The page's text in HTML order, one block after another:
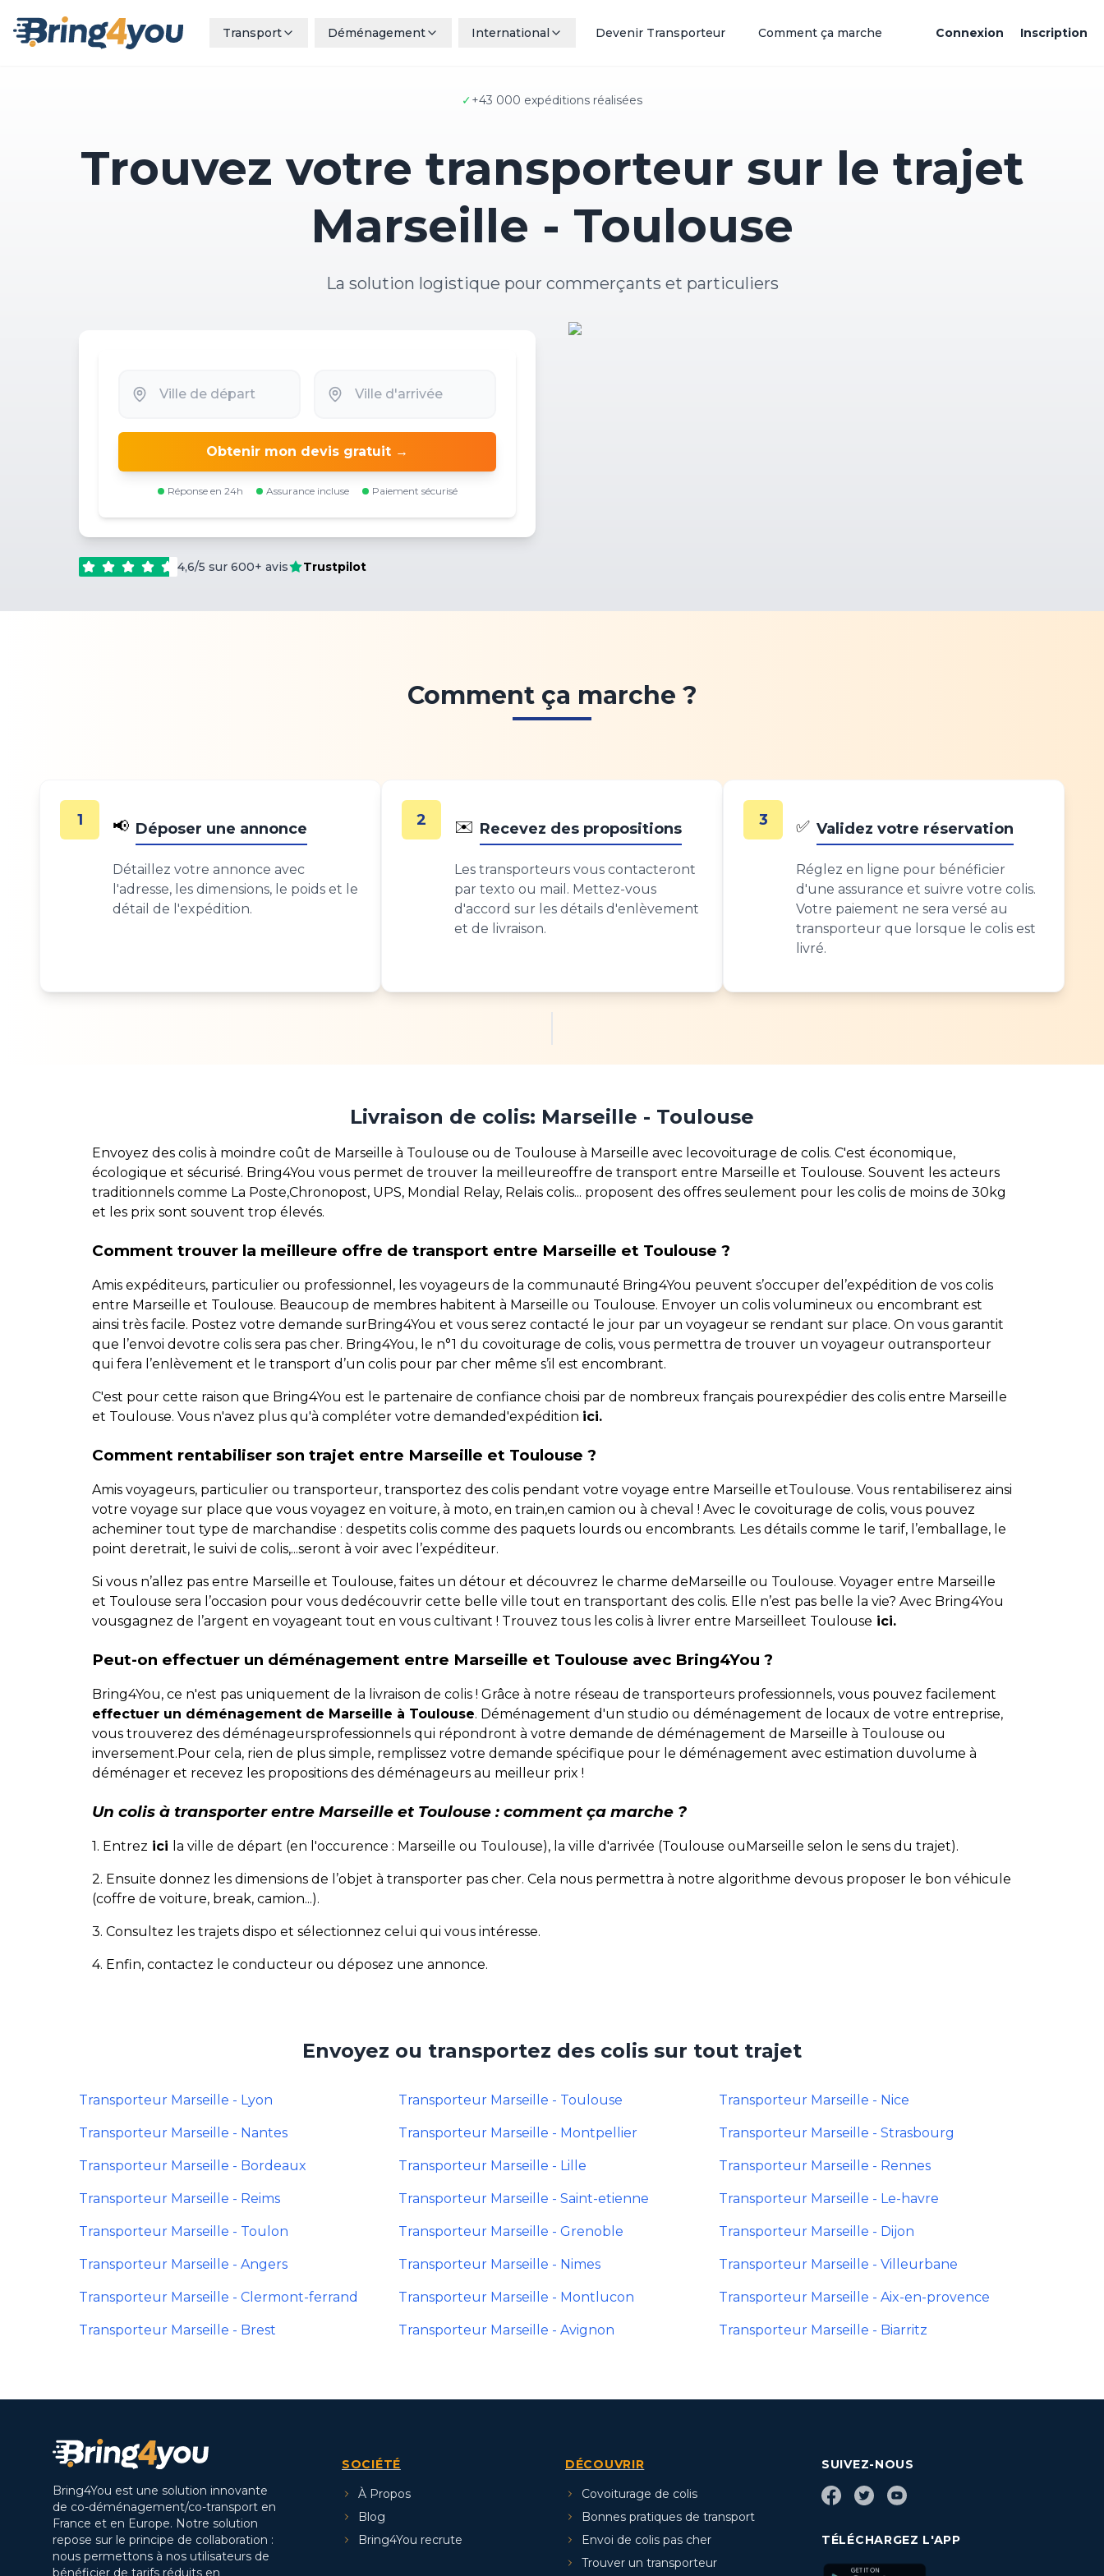
Transport Déménagement International Devenir Transporteur Comment ça marche Connexion Inscription
✓+43 000 expéditions réalisées
Trouvez votre transporteur sur le trajet
Marseille - Toulouse
La solution logistique pour commerçants et particuliers
Obtenir mon devis gratuit →
Réponse en 24h Assurance incluse Paiement sécurisé
4,6/5 sur 600+ avis Trustpilot
Comment ça marche ?
1 📢 Déposer une annonce
Détaillez votre annonce avec
l'adresse, les dimensions, le poids et le
détail de l'expédition.
2 ✉️ Recevez des propositions
Les transporteurs vous contacteront
par texto ou mail. Mettez-vous
d'accord sur les détails d'enlèvement
et de livraison.
3 ✅ Validez votre réservation
Réglez en ligne pour bénéficier
d'une assurance et suivre votre colis.
Votre paiement ne sera versé au
transporteur que lorsque le colis est
livré.
Livraison de colis: Marseille - Toulouse
Envoyez des colis à moindre coût de Marseille à Toulouse ou de Toulouse à Marseille avec lecovoiturage de colis. C'est économique,
écologique et sécurisé. Bring4You vous permet de trouver la meilleureoffre de transport entre Marseille et Toulouse. Souvent les acteurs
traditionnels comme La Poste,Chronopost, UPS, Mondial Relay, Relais colis... proposent des offres seulement pour les colis de moins de 30kg
et les prix sont souvent trop élevés.
Comment trouver la meilleure offre de transport entre Marseille et Toulouse ?
Amis expéditeurs, particulier ou professionnel, les voyageurs de la communauté Bring4You peuvent s’occuper del’expédition de vos colis
entre Marseille et Toulouse. Beaucoup de membres habitent à Marseille ou Toulouse. Envoyer un colis volumineux ou encombrant est
ainsi très facile. Postez votre demande surBring4You et vous serez contacté le jour par un voyageur se rendant sur place. On vous garantit
que l’envoi devotre colis sera pas cher. Bring4You, le n°1 du covoiturage de colis, vous permettra de trouver un voyageur outransporteur
qui fera l’enlèvement et le transport d’un colis pour par cher même s’il est encombrant.
C'est pour cette raison que Bring4You est le partenaire de confiance choisi par de nombreux français pourexpédier des colis entre Marseille
et Toulouse. Vous n'avez plus qu'à compléter votre demanded'expédition ici.
Comment rentabiliser son trajet entre Marseille et Toulouse ?
Amis voyageurs, particulier ou transporteur, transportez des colis pendant votre voyage entre Marseille etToulouse. Vous rentabiliserez ainsi
votre voyage sur place que vous voyagez en voiture, à moto, en train,en camion ou à cheval ! Avec le covoiturage de colis, vous pouvez
acheminer tout type de marchandise : despetits colis comme des paquets lourds ou encombrants. Les détails comme le tarif, l’emballage, le
point deretrait, le suivi de colis,...seront à voir avec l’expéditeur.
Si vous n’allez pas entre Marseille et Toulouse, faites un détour et découvrez le charme deMarseille ou Toulouse. Voyager entre Marseille
et Toulouse sera l’occasion pour vous dedécouvrir cette belle ville tout en transportant des colis. Elle n’est pas belle la vie? Avec Bring4You
vousgagnez de l’argent en voyageant tout en vous cultivant ! Trouvez tous les colis à livrer entre Marseilleet Toulouse ici.
Peut-on effectuer un déménagement entre Marseille et Toulouse avec Bring4You ?
Bring4You, ce n'est pas uniquement de la livraison de colis ! Grâce à notre réseau de transporteurs professionnels, vous pouvez facilement
effectuer un déménagement de Marseille à Toulouse. Déménagement d'un studio ou déménagement de locaux de votre entreprise,
vous trouverez des déménageursprofessionnels qui répondront à votre demande de déménagement de Marseille à Toulouse ou
inversement.Pour cela, rien de plus simple, remplissez votre demande spécifique pour le déménagement avec estimation duvolume à
déménager et recevez les propositions des déménageurs au meilleur prix !
Un colis à transporter entre Marseille et Toulouse : comment ça marche ?
1. Entrez ici la ville de départ (en l'occurence : Marseille ou Toulouse), la ville d'arrivée (Toulouse ouMarseille selon le sens du trajet).
2. Ensuite donnez les dimensions de l’objet à transporter pas cher. Cela nous permettra à notre algorithme devous proposer le bon véhicule
(coffre de voiture, break, camion...).
3. Consultez les trajets dispo et sélectionnez celui qui vous intéresse.
4. Enfin, contactez le conducteur ou déposez une annonce.
Envoyez ou transportez des colis sur tout trajet
Transporteur Marseille - Lyon Transporteur Marseille - Toulouse Transporteur Marseille - Nice
Transporteur Marseille - Nantes Transporteur Marseille - Montpellier Transporteur Marseille - Strasbourg
Transporteur Marseille - Bordeaux Transporteur Marseille - Lille Transporteur Marseille - Rennes
Transporteur Marseille - Reims Transporteur Marseille - Saint-etienne Transporteur Marseille - Le-havre
Transporteur Marseille - Toulon Transporteur Marseille - Grenoble Transporteur Marseille - Dijon
Transporteur Marseille - Angers Transporteur Marseille - Nimes Transporteur Marseille - Villeurbane
Transporteur Marseille - Clermont-ferrand Transporteur Marseille - Montlucon Transporteur Marseille - Aix-en-provence
Transporteur Marseille - Brest Transporteur Marseille - Avignon Transporteur Marseille - Biarritz
Bring4You est une solution innovante
de co-déménagement/co-transport en
France et en Europe. Notre solution
repose sur le principe de collaboration :
nous permettons à nos utilisateurs de
bénéficier de tarifs réduits en
SOCIÉTÉ
À Propos
Blog
Bring4You recrute
DÉCOUVRIR
Covoiturage de colis
Bonnes pratiques de transport
Envoi de colis pas cher
Trouver un transporteur
SUIVEZ-NOUS
TÉLÉCHARGEZ L'APP